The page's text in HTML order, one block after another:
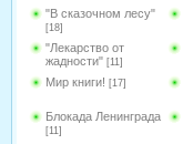
"В сказочном лесу"
[18]
"Лекарство от
жадности" [11]
Мир книги! [17]
Блокада Ленинграда
[11]